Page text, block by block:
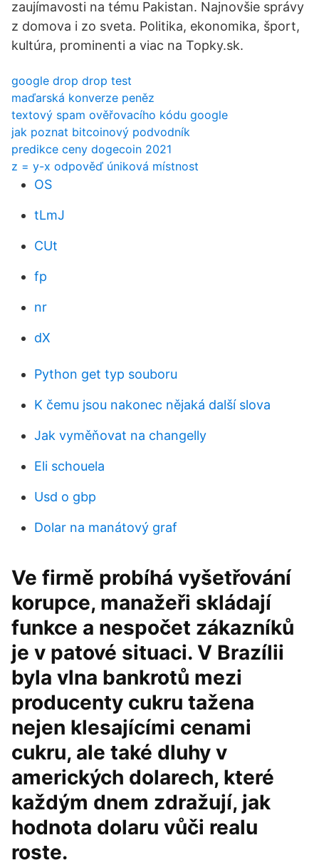
zaujímavosti na tému Pakistan. Najnovšie správy
z domova i zo sveta. Politika, ekonomika, šport,
kultúra, prominenti a viac na Topky.sk.
google drop drop test
maďarská konverze peněz
textový spam ověřovacího kódu google
jak poznat bitcoinový podvodník
predikce ceny dogecoin 2021
z = y-x odpověď úniková místnost
OS
tLmJ
CUt
fp
nr
dX
Python get typ souboru
K čemu jsou nakonec nějaká další slova
Jak vyměňovat na changelly
Eli schouela
Usd o gbp
Dolar na manátový graf
Ve firmě probíhá vyšetřování
korupce, manažeři skládají
funkce a nespočet zákazníků
je v patové situaci. V Brazílii
byla vlna bankrotů mezi
producenty cukru tažena
nejen klesajícími cenami
cukru, ale také dluhy v
amerických dolarech, které
každým dnem zdražují, jak
hodnota dolaru vůči realu
roste.